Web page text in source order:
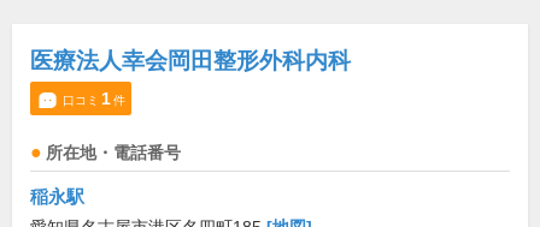
医療法人幸会岡田整形外科内科
口コミ 1件
所在地・電話番号
稲永駅